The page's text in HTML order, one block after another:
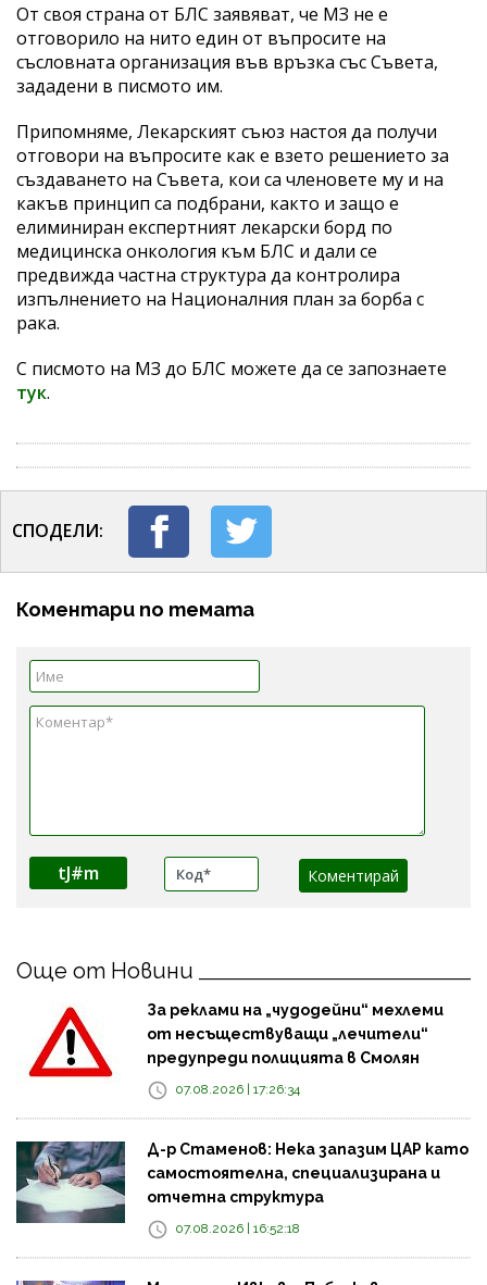
От своя страна от БЛС заявяват, че МЗ не е
отговорило на нито един от въпросите на
съсловната организация във връзка със Съвета,
зададени в писмото им.
Припомняме, Лекарският съюз настоя да получи
отговори на въпросите как е взето решението за
създаването на Съвета, кои са членовете му и на
какъв принцип са подбрани, както и защо е
елиминиран експертният лекарски борд по
медицинска онкология към БЛС и дали се
предвижда частна структура да контролира
изпълнението на Националния план за борба с
рака.
С писмото на МЗ до БЛС можете да се запознаете
тук.
СПОДЕЛИ:
Коментари по темата
tJ#m
Още от Новини
За реклами на „чудодейни“ мехлеми
от несъществуващи „лечители“
предупреди полицията в Смолян
07.08.2026 | 17:26:34
Д-р Стаменов: Нека запазим ЦАР като
самостоятелна, специализирана и
отчетна структура
07.08.2026 | 16:52:18